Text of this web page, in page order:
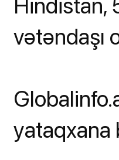
Hindistan,
vətəndaşı
yataqxana